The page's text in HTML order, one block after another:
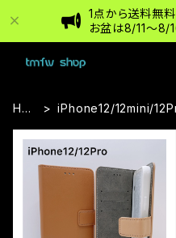
1点から送料無
お盆は8/11〜8/
HO
iPhone12/12mini/